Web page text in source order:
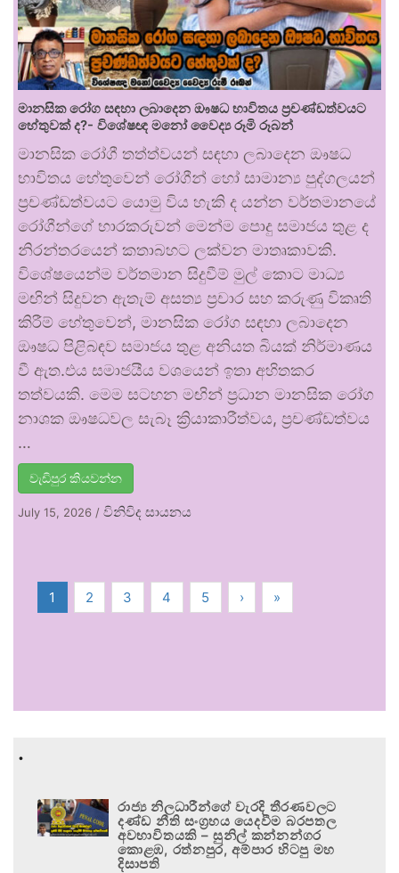
මානසික රෝග සඳහා ලබාදෙන ඖෂධ භාවිතය ප්‍රචණ්ඩත්වයට
හේතුවක් ද?- විශේෂඥ මනෝ වෛද්‍ය රූමි රූබන්
මානසික රෝගී තත්ත්වයන් සඳහා ලබාදෙන ඖෂධ
භාවිතය හේතුවෙන් රෝගීන් හෝ සාමාන්‍ය පුද්ගලයන්
ප්‍රචණ්ඩත්වයට යොමු විය හැකි ද යන්න වර්තමානයේ
රෝගීන්ගේ භාරකරුවන් මෙන්ම පොදු සමාජය තුළ ද
නිරන්තරයෙන් කතාබහට ලක්වන මාතෘකාවකි.
විශේෂයෙන්ම වර්තමාන සිදුවීම් මුල් කොට මාධ්‍ය
මඟින් සිදුවන ඇතැම් අසත්‍ය ප්‍රචාර සහ කරුණු විකෘති
කිරීම් හේතුවෙන්, මානසික රෝග සඳහා ලබාදෙන
ඖෂධ පිළිබඳව සමාජය තුළ අනියත බියක් නිර්මාණය
වී ඇත.එය සමාජයීය වශයෙන් ඉතා අහිතකර
තත්වයකි. මෙම සටහන මඟින් ප්‍රධාන මානසික රෝග
නාශක ඖෂධවල සැබෑ ක්‍රියාකාරීත්වය, ප්‍රචණ්ඩත්වය
…
වැඩිපුර කියවන්න
July 15, 2026 / විනිවිද සායනය
1 2 3 4 5 › »
.
රාජ්‍ය නිලධාරීන්ගේ වැරදි තීරණවලට
දණ්ඩ නීති සංග්‍රහය යෙදවීම බරපතල
අවභාවිතයකි – සුනිල් කන්නන්ගර
කොළඹ, රත්නපුර, අම්පාර හිටපු මහ
දිසාපති